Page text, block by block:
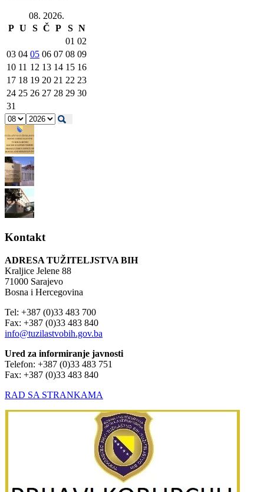
08. 2026.
P U S Č P S N
01 02
03 04 05 06 07 08 09
10 11 12 13 14 15 16
17 18 19 20 21 22 23
24 25 26 27 28 29 30
31
Kontakt
ADRESA TUŽITELJSTVA BIH
Kraljice Jelene 88
71000 Sarajevo
Bosna i Hercegovina
Tel: +387 (0)33 483 700
Fax: +387 (0)33 483 840
info@tuzilastvobih.gov.ba
Ured za informiranje javnosti
Telefon: +387 (0)33 483 751
Fax: +387 (0)33 483 840
RAD SA STRANKAMA